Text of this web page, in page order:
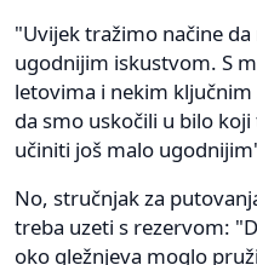
"Uvijek tražimo načine
ugodnijim iskustvom. S
letovima i nekim
da smo uskočili u bilo
učiniti još malo
No, stručnjak za
treba uzeti s rezervom:
oko gležnjeva moglo